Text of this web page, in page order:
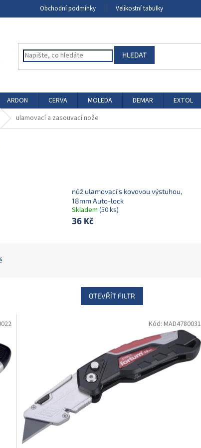
Obchodní podmínky Velikostní tabulky
HLEDAT
ARDON CERVA MOLEDA DEMAR EXTOL
ulamovací a zasouvací nože
nůž ulamovací s kovovou výstuhou,
18mm Auto-lock
Skladem(50 ks)
36 Kč
OTEVŘÍT FILTR
Kód: MAD4780031